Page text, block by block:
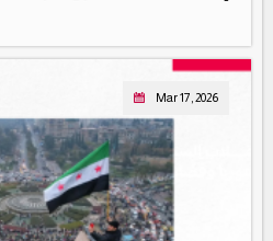
Mar 17, 2026